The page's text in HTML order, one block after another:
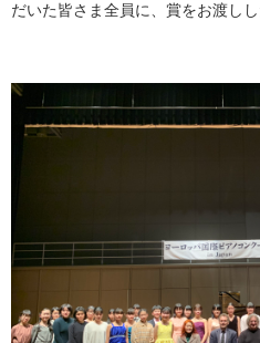
だいた皆さま全員に、賞をお渡し